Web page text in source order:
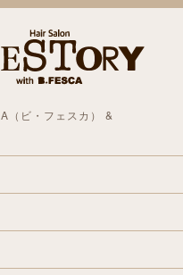
（ビ・フェスカ） &